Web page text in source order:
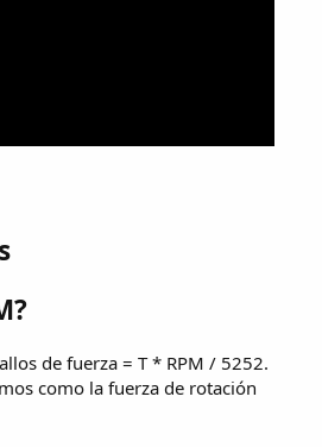
de fuerza = T * RPM / 5252.
como la fuerza de rotación